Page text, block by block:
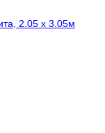
2.05 х 3.05м